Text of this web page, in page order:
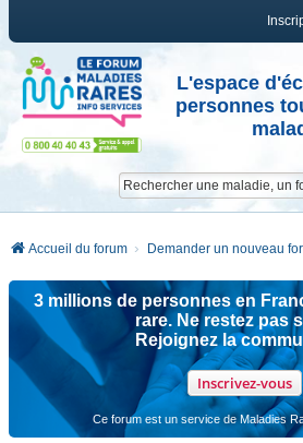
L'espace
personnes
Accueil du forum Demander un nouveau
3 millions de personnes en
rare. Ne restez pas
Rejoignez la
Inscrivez-vous
Ce forum est un service de Maladies